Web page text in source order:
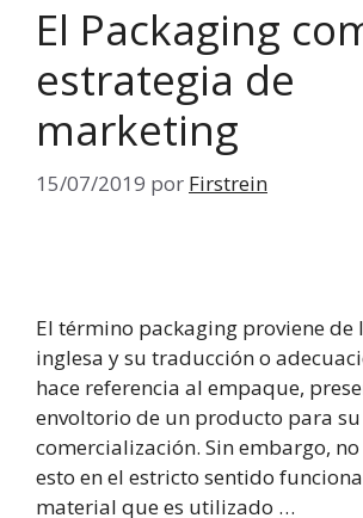
El Packaging
estrategia de
marketing
15/07/2019 por Firstrein
El término packaging proviene de
inglesa y su traducción o
hace referencia al empaque,
envoltorio de un producto para
comercialización. Sin embargo,
esto en el estricto sentido
material que es utilizado …